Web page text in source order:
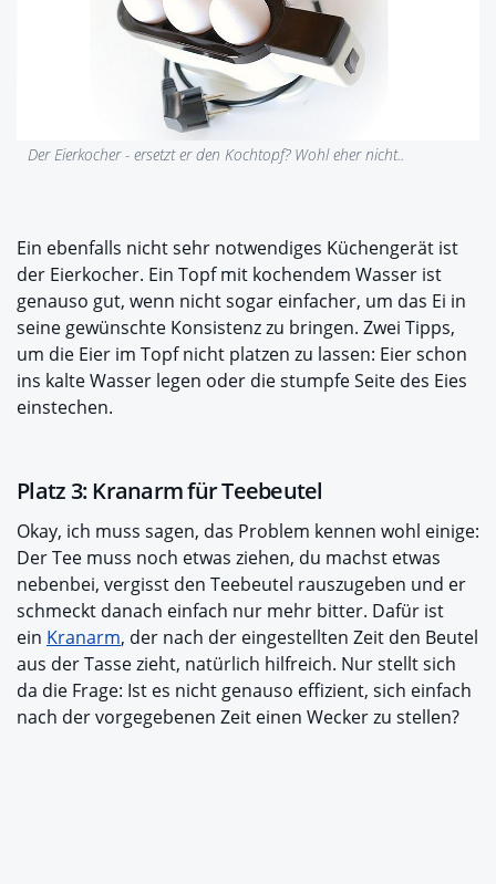
Der Eierkocher - ersetzt er den Kochtopf? Wohl eher nicht..
Ein ebenfalls nicht sehr notwendiges Küchengerät ist
der Eierkocher. Ein Topf mit kochendem Wasser ist
genauso gut, wenn nicht sogar einfacher, um das Ei in
seine gewünschte Konsistenz zu bringen. Zwei Tipps,
um die Eier im Topf nicht platzen zu lassen: Eier schon
ins kalte Wasser legen oder die stumpfe Seite des Eies
einstechen.
Platz 3: Kranarm für Teebeutel
Okay, ich muss sagen, das Problem kennen wohl einige:
Der Tee muss noch etwas ziehen, du machst etwas
nebenbei, vergisst den Teebeutel rauszugeben und er
schmeckt danach einfach nur mehr bitter. Dafür ist
ein Kranarm, der nach der eingestellten Zeit den Beutel
aus der Tasse zieht, natürlich hilfreich. Nur stellt sich
da die Frage: Ist es nicht genauso effizient, sich einfach
nach der vorgegebenen Zeit einen Wecker zu stellen?